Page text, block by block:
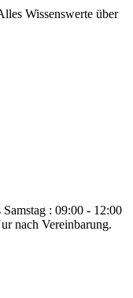
Wissenswerte über
: 09:00 - 12:00
nach Vereinbarung.